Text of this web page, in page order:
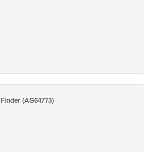
(AS64773)